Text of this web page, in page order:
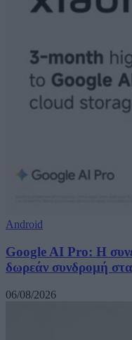
Android
Google AI Pro: Η
δωρεάν συνδρομή
06/08/2026